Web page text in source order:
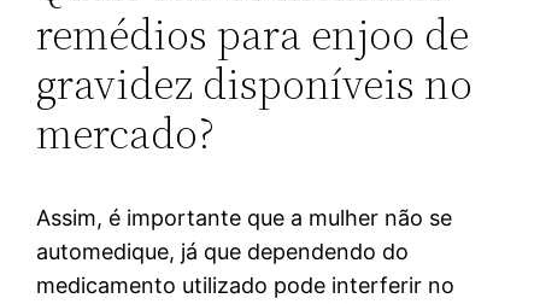
remédios para enjoo de
gravidez disponíveis no
mercado?
Assim, é importante que a mulher não se
automedique, já que dependendo do
medicamento utilizado pode interferir no